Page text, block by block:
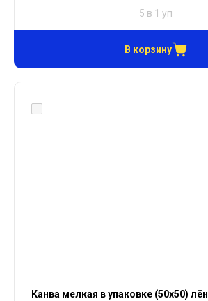
5 в 1 уп
В корзину
Канва мелкая в упаковке (50х50) лён